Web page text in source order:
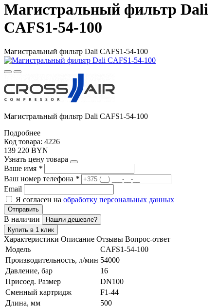
Магистральный фильтр Dali
CAFS1-54-100
Магистральный фильтр Dali CAFS1-54-100
Магистральный фильтр Dali CAFS1-54-100
Подробнее
Код товара: 4226
139 220 BYN
Узнать цену товара
Ваше имя *
Ваш номер телефона *
Email
Я согласен на обработку персональных данных
Отправить
В наличии
Нашли дешевле?
Купить в 1 клик
Характеристики Описание Отзывы Вопрос-ответ
Модель
CAFS1-54-100
Производительность, л/мин 54000
Давление, бар
16
Присоед. Размер
DN100
Сменный картридж
F1-44
Длина, мм
500